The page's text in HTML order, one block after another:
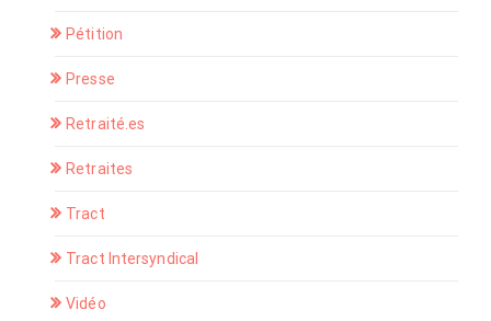
Pétition
Presse
Retraité.es
Retraites
Tract
Tract Intersyndical
Vidéo